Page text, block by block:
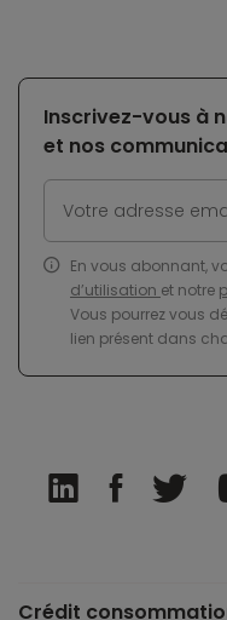
Inscrivez-vous à
et nos
En vous abonnant,
d’utilisation et notre
Vous pourrez vous
lien présent dans
Crédit